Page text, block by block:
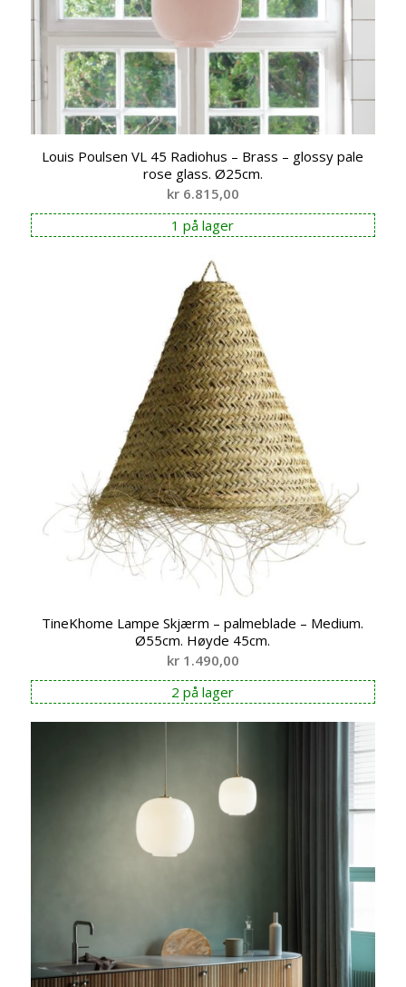
Louis Poulsen VL 45 Radiohus – Brass – glossy pale
rose glass. Ø25cm.
kr6.815,00
1 på lager
TineKhome Lampe Skjærm – palmeblade – Medium.
Ø55cm. Høyde 45cm.
kr1.490,00
2 på lager